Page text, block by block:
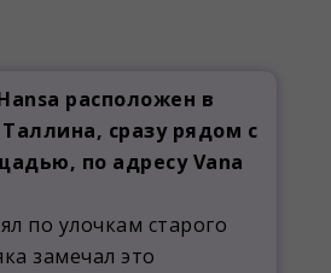
расположен в
сразу рядом с
по адресу Vana
по улочкам старого
замечал это